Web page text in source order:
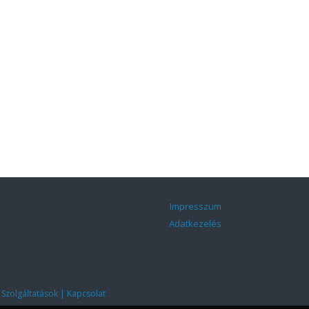
Impresszum
Adatkezelés
Szolgáltatások | Kapcsolat